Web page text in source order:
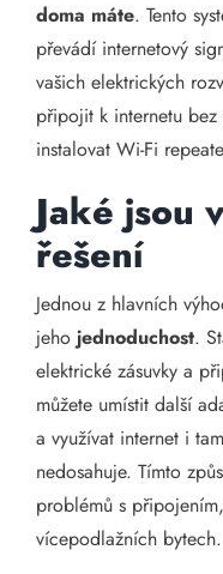
doma máte. Tento
převádí internetový
vašich elektrických
připojit k internetu
instalovat Wi-Fi
Jaké jsou
řešení
Jednou z hlavních
jeho jednoduchost.
elektrické zásuvky a
můžete umístit další
a využívat internet i
nedosahuje. Tímto
problémů s
vícepodlažních bytech.